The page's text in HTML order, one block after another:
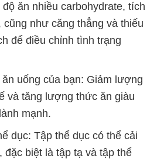
ăn nhiều carbohydrate, tích
như căng thẳng và thiếu
để điều chỉnh tình trạng
uống của bạn: Giảm lượng
và tăng lượng thức ăn giàu
mạnh.
dục: Tập thể dục có thể cải
đặc biệt là tập tạ và tập thể